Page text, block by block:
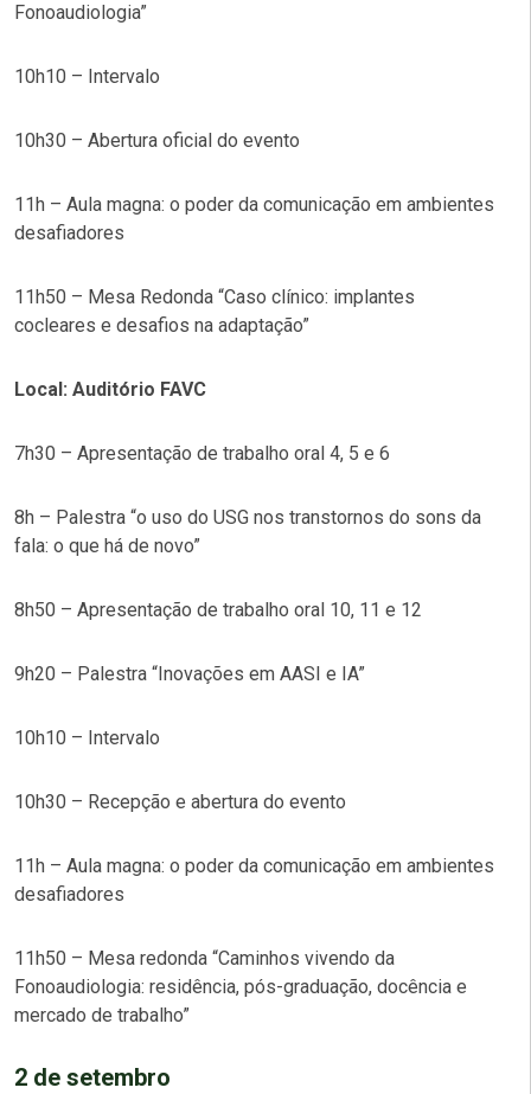
Fonoaudiologia”
10h10 – Intervalo
10h30 – Abertura oficial do evento
11h – Aula magna: o poder da comunicação em ambientes
desafiadores
11h50 – Mesa Redonda “Caso clínico: implantes
cocleares e desafios na adaptação”
Local: Auditório FAVC
7h30 – Apresentação de trabalho oral 4, 5 e 6
8h – Palestra “o uso do USG nos transtornos do sons da
fala: o que há de novo”
8h50 – Apresentação de trabalho oral 10, 11 e 12
9h20 – Palestra “Inovações em AASI e IA”
10h10 – Intervalo
10h30 – Recepção e abertura do evento
11h – Aula magna: o poder da comunicação em ambientes
desafiadores
11h50 – Mesa redonda “Caminhos vivendo da
Fonoaudiologia: residência, pós-graduação, docência e
mercado de trabalho”
2 de setembro